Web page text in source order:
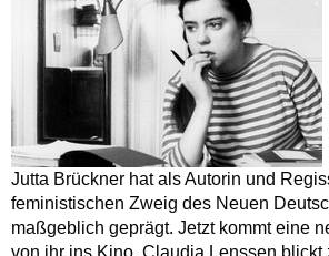
Jutta Brückner hat als Autorin und
feministischen Zweig des Neuen
maßgeblich geprägt. Jetzt kommt eine
von ihr ins Kino. Claudia Lenssen blickt